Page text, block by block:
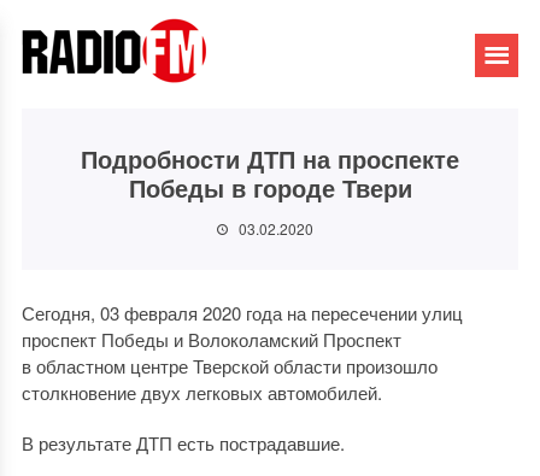
Подробности ДТП на проспекте
Победы в городе Твери
03.02.2020
Сегодня, 03 февраля 2020 года на пересечении улиц
проспект Победы и Волоколамский Проспект
в областном центре Тверской области произошло
столкновение двух легковых автомобилей.
В результате ДТП есть пострадавшие.